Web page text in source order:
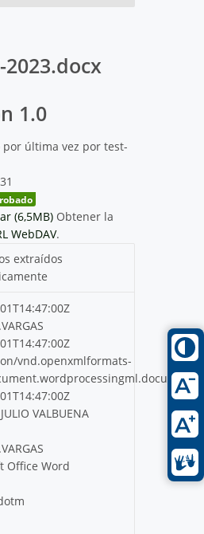
2023.docx
1.0
por última vez por test-
(6,5MB) Obtener la
WebDAV.
extraídos
vnd.openxmlformats-
VALBUENA
Office Word